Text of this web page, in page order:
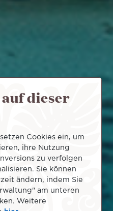
dieser
Cookies ein, um
ihre Nutzung
zu verfolgen
Sie können
ändern, indem Sie
am unteren
Weitere